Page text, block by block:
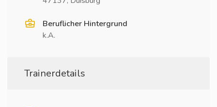
Beruflicher Hintergrund
k.A.
Trainerdetails